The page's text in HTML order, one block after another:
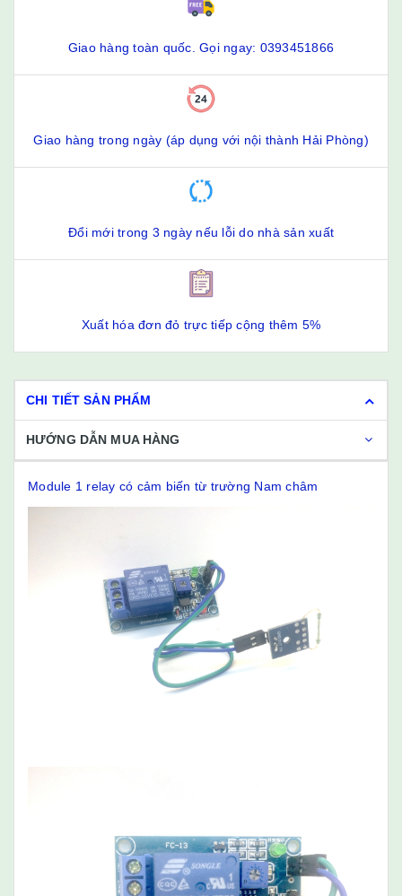
Giao hàng toàn quốc. Gọi ngay: 0393451866
Giao hàng trong ngày (áp dụng với nội thành Hải Phòng)
Đổi mới trong 3 ngày nếu lỗi do nhà sản xuất
Xuất hóa đơn đỏ trực tiếp cộng thêm 5%
CHI TIẾT SẢN PHẨM
HƯỚNG DẪN MUA HÀNG
Module 1 relay có cảm biến từ trường Nam châm